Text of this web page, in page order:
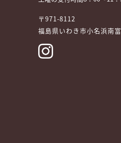
〒971-8112
福島県いわき市小名浜南